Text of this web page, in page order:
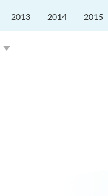
2013 2014 2015